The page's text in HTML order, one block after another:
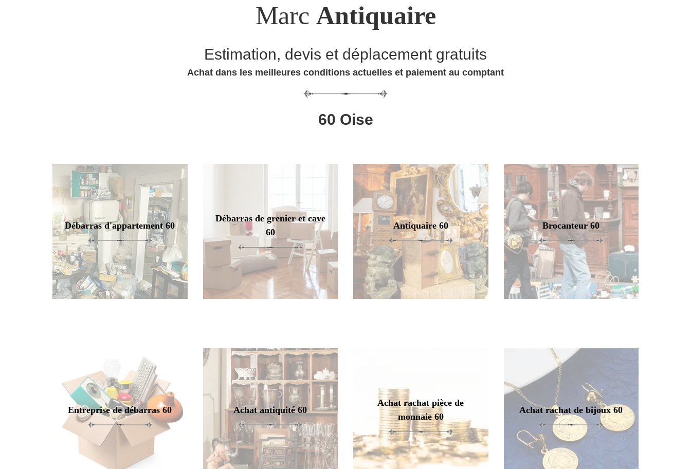
Marc Antiquaire
Estimation, devis et déplacement gratuits
Achat dans les meilleures conditions actuelles et paiement au comptant
60 Oise
Débarras d'appartement 60
Débarras de grenier et cave
60
Antiquaire 60 Brocanteur 60
Entreprise de débarras 60 Achat antiquité 60
Achat rachat pièce de
monnaie 60
Achat rachat de bijoux 60